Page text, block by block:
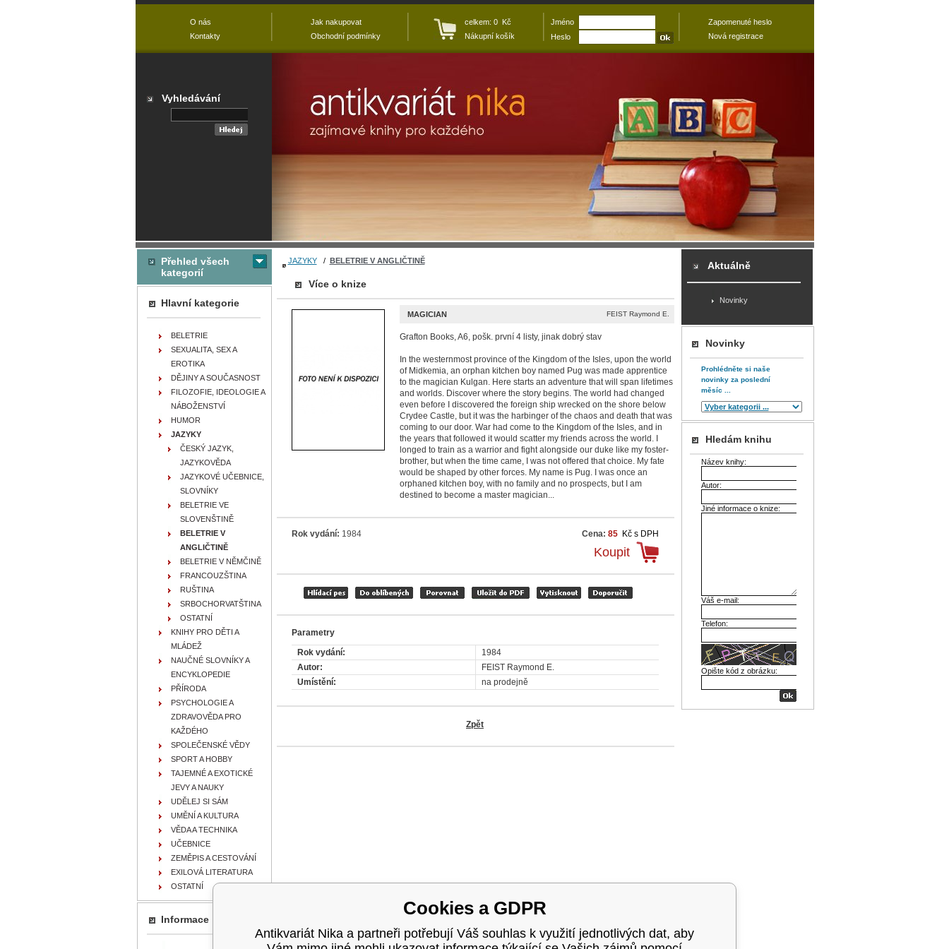
JAZYKY/ BELETRIE V ANGLIČTINĚ
Více o knize
MAGICIAN FEIST Raymond E.
Grafton Books, A6, pošk. první 4 listy, jinak dobrý stav
In the westernmost province of the Kingdom of the Isles, upon the world
of Midkemia, an orphan kitchen boy named Pug was made apprentice
to the magician Kulgan. Here starts an adventure that will span lifetimes
and worlds. Discover where the story begins. The world had changed
even before I discovered the foreign ship wrecked on the shore below
Crydee Castle, but it was the harbinger of the chaos and death that was
coming to our door. War had come to the Kingdom of the Isles, and in
the years that followed it would scatter my friends across the world. I
longed to train as a warrior and fight alongside our duke like my foster-
brother, but when the time came, I was not offered that choice. My fate
would be shaped by other forces. My name is Pug. I was once an
orphaned kitchen boy, with no family and no prospects, but I am
destined to become a master magician...
Rok vydání: 1984 Cena: 85 Kč s DPH
Koupit
Parametry
Rok vydání:
1984
Autor:
FEIST Raymond E.
Umístění:
na prodejně
Zpět
Přehled všech
kategorií
Hlavní kategorie
BELETRIE
SEXUALITA, SEX A
EROTIKA
DĚJINY A SOUČASNOST
FILOZOFIE, IDEOLOGIE A
NÁBOŽENSTVÍ
HUMOR
JAZYKY
ČESKÝ JAZYK,
JAZYKOVĚDA
JAZYKOVÉ UČEBNICE,
SLOVNÍKY
BELETRIE VE
SLOVENŠTINĚ
BELETRIE V
ANGLIČTINĚ
BELETRIE V NĚMČINĚ
FRANCOUZŠTINA
RUŠTINA
SRBOCHORVATŠTINA
OSTATNÍ
KNIHY PRO DĚTI A
MLÁDEŽ
NAUČNÉ SLOVNÍKY A
ENCYKLOPEDIE
PŘÍRODA
PSYCHOLOGIE A
ZDRAVOVĚDA PRO
KAŽDÉHO
SPOLEČENSKÉ VĚDY
SPORT A HOBBY
TAJEMNÉ A EXOTICKÉ
JEVY A NAUKY
UDĚLEJ SI SÁM
UMĚNÍ A KULTURA
VĚDA A TECHNIKA
UČEBNICE
ZEMĚPIS A CESTOVÁNÍ
EXILOVÁ LITERATURA
OSTATNÍ
Informace
Aktuálně
Novinky
Novinky
Prohlédněte si naše
novinky za poslední
měsíc ...
Hledám knihu
Název knihy:
Autor:
Jiné informace o knize:
Váš e-mail:
Telefon:
Opište kód z obrázku:
O nás
Kontakty
Jak nakupovat
Obchodní podmínky
celkem: 0 Kč
Nákupní košík
Jméno
Heslo
Zapomenuté heslo
Nová registrace
Vyhledávání
Cookies a GDPR
Antikvariát Nika a partneři potřebují Váš souhlas k využití jednotlivých dat, aby